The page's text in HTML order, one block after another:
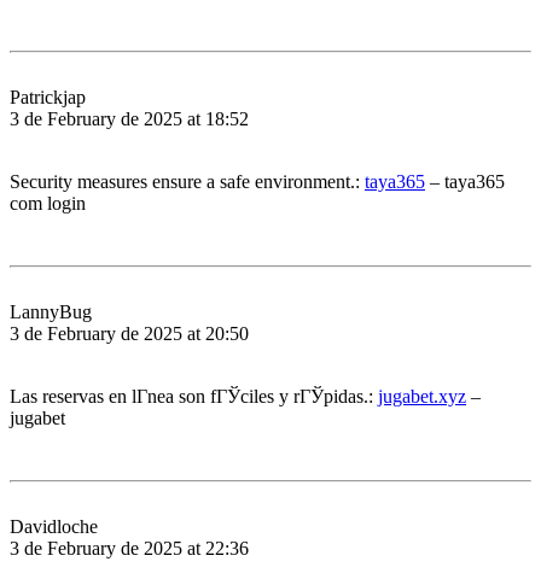
Patrickjap
3 de February de 2025 at 18:52
Security measures ensure a safe environment.: taya365 – taya365
com login
LannyBug
3 de February de 2025 at 20:50
Las reservas en lГ­nea son fГЎciles y rГЎpidas.: jugabet.xyz –
jugabet
Davidloche
3 de February de 2025 at 22:36